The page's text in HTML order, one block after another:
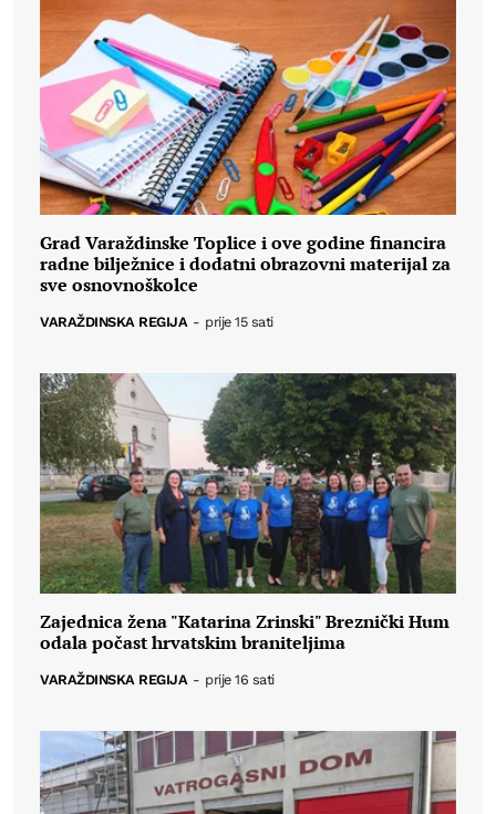
Grad Varaždinske Toplice i ove godine financira
radne bilježnice i dodatni obrazovni materijal za
sve osnovnoškolce
VARAŽDINSKA REGIJA - prije 15 sati
Zajednica žena "Katarina Zrinski" Breznički Hum
odala počast hrvatskim braniteljima
VARAŽDINSKA REGIJA - prije 16 sati